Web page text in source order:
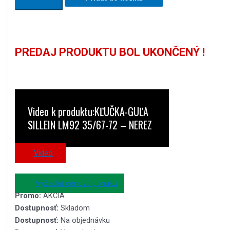
PREDAJ PRODUKTU BOL UKONČENÝ !
Video k produktu:KĽUČKA-GUĽA
SILLEIN LM92 35/67-72 – NEREZ
Video
Vyžiadať cenovú ponuku
Promo:AKCIA
Dostupnosť: Skladom
Dostupnosť: Na objednávku